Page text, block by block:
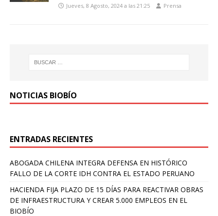
Jueves, 8 Agosto, 2024 a las 21:25 Prensa
NOTICIAS BIOBÍO
ENTRADAS RECIENTES
ABOGADA CHILENA INTEGRA DEFENSA EN HISTÓRICO
FALLO DE LA CORTE IDH CONTRA EL ESTADO PERUANO
HACIENDA FIJA PLAZO DE 15 DÍAS PARA REACTIVAR OBRAS
DE INFRAESTRUCTURA Y CREAR 5.000 EMPLEOS EN EL
BIOBÍO